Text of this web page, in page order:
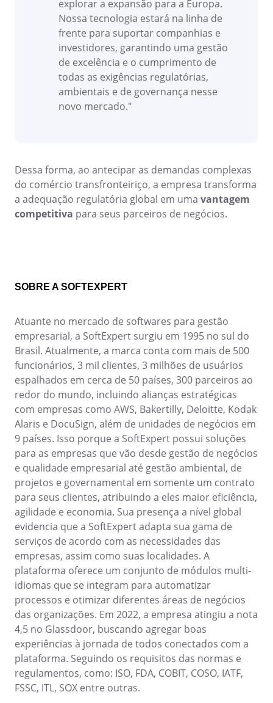
Mineração e Metalurgia
Serviços e Consultoria
Varejo, Atacado e Distribuição
FSSC 22000
COSO
ISO 14001
ISO 15189
CBOK
ISO 20000
ISO 10015
ISO 22301
ISO 31000
ISO 26000
ISO 37001
ISO 15100
ISO 19011
ISO 45001
ISO 55000
ISO 13485
ITIL
ISO 14971
FDA 21 CFR Part 11
FDA 21 CFR Part 820
LGPD
SOX
Consultoria e Implementação
​Automação de Processos
Integração
Personalização da Aplicação
Treinamentos
Validação de Sistemas Computadorizados
Suporte
Outsourcing
Outstaffing
Storeroom
explorar a expansão para a Europa.
Nossa tecnologia estará na linha de
frente para suportar companhias e
investidores, garantindo uma gestão
de excelência e o cumprimento de
todas as exigências regulatórias,
ambientais e de governança nesse
novo mercado."
Dessa forma, ao antecipar as demandas complexas
do comércio transfronteiriço, a empresa transforma
a adequação regulatória global em uma vantagem
competitiva para seus parceiros de negócios.
SOBRE A SOFTEXPERT
Atuante no mercado de softwares para gestão
empresarial, a SoftExpert surgiu em 1995 no sul do
Brasil. Atualmente, a marca conta com mais de 500
funcionários, 3 mil clientes, 3 milhões de usuários
espalhados em cerca de 50 países, 300 parceiros ao
redor do mundo, incluindo alianças estratégicas
com empresas como AWS, Bakertilly, Deloitte, Kodak
Alaris e DocuSign, além de unidades de negócios em
9 países. Isso porque a SoftExpert possui soluções
para as empresas que vão desde gestão de negócios
e qualidade empresarial até gestão ambiental, de
projetos e governamental em somente um contrato
para seus clientes, atribuindo a eles maior eficiência,
agilidade e economia. Sua presença a nível global
evidencia que a SoftExpert adapta sua gama de
serviços de acordo com as necessidades das
empresas, assim como suas localidades. A
plataforma oferece um conjunto de módulos multi-
idiomas que se integram para automatizar
processos e otimizar diferentes áreas de negócios
das organizações. Em 2022, a empresa atingiu a nota
4,5 no Glassdoor, buscando agregar boas
experiências à jornada de todos conectados com a
plataforma. Seguindo os requisitos das normas e
regulamentos, como: ISO, FDA, COBIT, COSO, IATF,
FSSC, ITL, SOX entre outras.